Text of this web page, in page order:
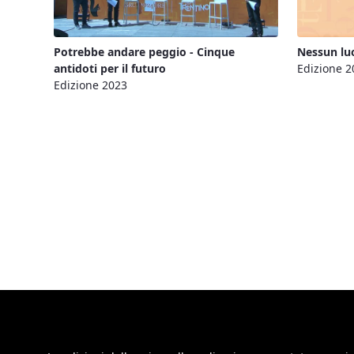
Potrebbe andare peggio - Cinque
antidoti per il futuro
Edizione 2023
Nessun
Edizione